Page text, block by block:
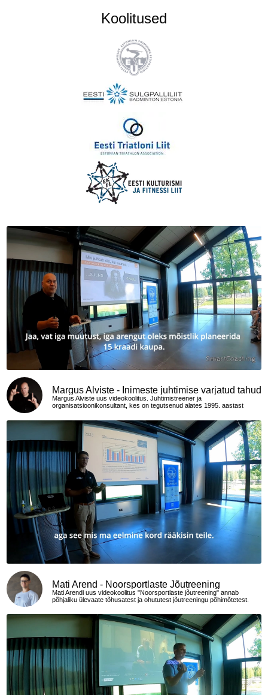
Koolitused
Margus Alviste - Inimeste juhtimise varjatud tahud
Margus Alviste uus videokoolitus. Juhtimistreener ja
organisatsioonikonsultant, kes on tegutsenud alates 1995. aastast
Mati Arend - Noorsportlaste Jõutreening
Mati Arendi uus videokoolitus "Noorsportlaste jõutreening" annab
põhjaliku ülevaate tõhusatest ja ohututest jõutreeningu põhimõtetest.